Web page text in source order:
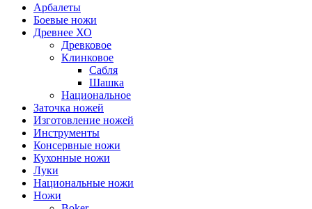
Арбалеты
Боевые ножи
Древнее ХО
Древковое
Клинковое
Сабля
Шашка
Национальное
Заточка ножей
Изготовление ножей
Инструменты
Консервные ножи
Кухонные ножи
Луки
Национальные ножи
Ножи